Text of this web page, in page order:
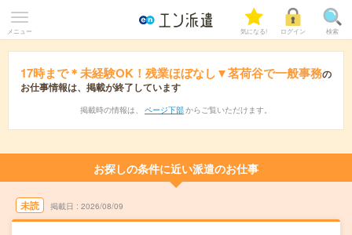
メニュー 気になる! ログイン 検索
17時まで＊未経験OK！残業ほぼなし▼茗荷谷で一般事務の
お仕事情報は、掲載が終了しています
掲載時の情報は、 ページ下部 からご覧いただけます。
お探しの条件に近い派遣のお仕事
未読 掲載日 2026/08/09